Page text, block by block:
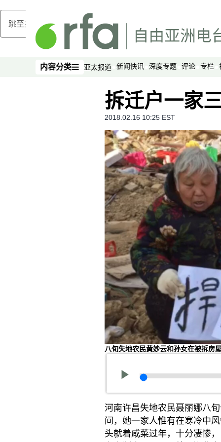
跳至主内容
内容分类
内容分类 亚太报道 新闻快讯 深度专题 评论 专栏
拆迁户一家
2018.02.16 10:25 EST
八旬失地农民黄妙云和孙女在被拆房
河南许昌失地农民聂丽娜八
间，她一家人惟有在寒冷中
头就着咸菜过年，十分凄惨